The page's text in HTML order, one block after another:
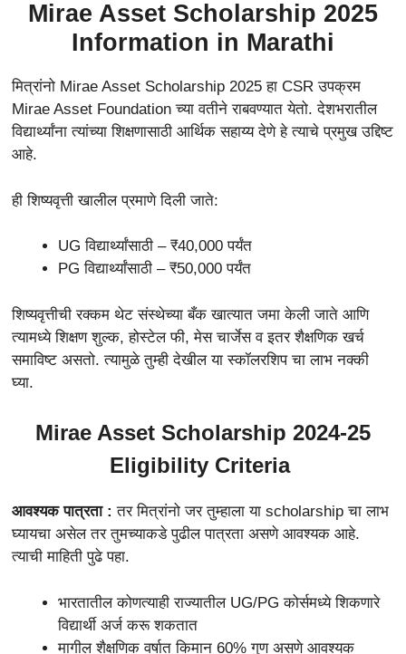
Mirae Asset Scholarship 2025
Information in Marathi
मित्रांनो Mirae Asset Scholarship 2025 हा CSR उपक्रम
Mirae Asset Foundation च्या वतीने राबवण्यात येतो. देशभरातील
विद्यार्थ्यांना त्यांच्या शिक्षणासाठी आर्थिक सहाय्य देणे हे त्याचे प्रमुख उद्दिष्ट
आहे.
ही शिष्यवृत्ती खालील प्रमाणे दिली जाते:
UG विद्यार्थ्यांसाठी – ₹40,000 पर्यंत
PG विद्यार्थ्यांसाठी – ₹50,000 पर्यंत
शिष्यवृत्तीची रक्कम थेट संस्थेच्या बँक खात्यात जमा केली जाते आणि
त्यामध्ये शिक्षण शुल्क, होस्टेल फी, मेस चार्जेस व इतर शैक्षणिक खर्च
समाविष्ट असतो. त्यामुळे तुम्ही देखील या स्कॉलरशिप चा लाभ नक्की
घ्या.
Mirae Asset Scholarship 2024-25
Eligibility Criteria
आवश्यक पात्रता : तर मित्रांनो जर तुम्हाला या scholarship चा लाभ
घ्यायचा असेल तर तुमच्याकडे पुढील पात्रता असणे आवश्यक आहे.
त्याची माहिती पुढे पहा.
भारतातील कोणत्याही राज्यातील UG/PG कोर्समध्ये शिकणारे
विद्यार्थी अर्ज करू शकतात
मागील शैक्षणिक वर्षात किमान 60% गुण असणे आवश्यक